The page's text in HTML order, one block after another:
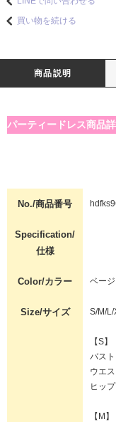
買い物を続ける
商品説明
パーティードレス商品
No./商品番号
Specification/
仕様
Color/カラー ベージ
Size/サイズ S/M/L/
【S】
バス
ウエ
ヒッ
【M】